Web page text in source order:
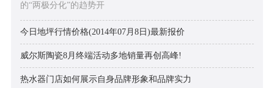
的“两极分化”的趋势开
今日地坪行情价格(2014年07月8日)最新报价
威尔斯陶瓷8月终端活动多地销量再创高峰!
热水器门店如何展示自身品牌形象和品牌实力